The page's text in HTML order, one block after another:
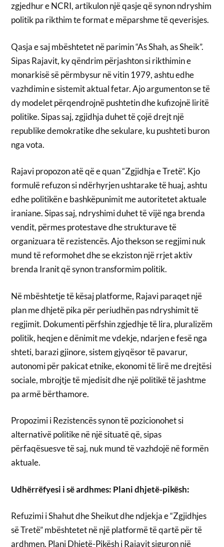
zgjedhur e NCRI, artikulon një qasje që synon ndryshim
politik pa rikthim te format e mëparshme të qeverisjes.
Qasja e saj mbështetet në parimin “As Shah, as Sheik”.
Sipas Rajavit, ky qëndrim përjashton si rikthimin e
monarkisë së përmbysur në vitin 1979, ashtu edhe
vazhdimin e sistemit aktual fetar. Ajo argumenton se të
dy modelet përqendrojnë pushtetin dhe kufizojnë liritë
politike. Sipas saj, zgjidhja duhet të çojë drejt një
republike demokratike dhe sekulare, ku pushteti buron
nga vota.
Rajavi propozon atë që e quan “Zgjidhja e Tretë”. Kjo
formulë refuzon si ndërhyrjen ushtarake të huaj, ashtu
edhe politikën e bashkëpunimit me autoritetet aktuale
iraniane. Sipas saj, ndryshimi duhet të vijë nga brenda
vendit, përmes protestave dhe strukturave të
organizuara të rezistencës. Ajo thekson se regjimi nuk
mund të reformohet dhe se ekziston një rrjet aktiv
brenda Iranit që synon transformim politik.
Në mbështetje të kësaj platforme, Rajavi paraqet një
plan me dhjetë pika për periudhën pas ndryshimit të
regjimit. Dokumenti përfshin zgjedhje të lira, pluralizëm
politik, heqjen e dënimit me vdekje, ndarjen e fesë nga
shteti, barazi gjinore, sistem gjyqësor të pavarur,
autonomi për pakicat etnike, ekonomi të lirë me drejtësi
sociale, mbrojtje të mjedisit dhe një politikë të jashtme
pa armë bërthamore.
Propozimi i Rezistencës synon të pozicionohet si
alternativë politike në një situatë që, sipas
përfaqësuesve të saj, nuk mund të vazhdojë në formën
aktuale.
Udhërrëfyesi i së ardhmes: Plani dhjetë-pikësh:
Refuzimi i Shahut dhe Sheikut dhe ndjekja e “Zgjidhjes
së Tretë” mbështetet në një platformë të qartë për të
ardhmen. Plani Dhjetë-Pikësh i Rajavit siguron një